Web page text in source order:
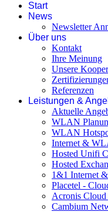
Start
News
Newsletter
Über uns
Kontakt
Ihre Meinung
Unsere
Referenzen
Leistungen &
Aktuelle
WLAN
WLAN
Internet &
Hosted Unifi
Hosted
1&1 Internet
Placetel -
Acronis
Cambium